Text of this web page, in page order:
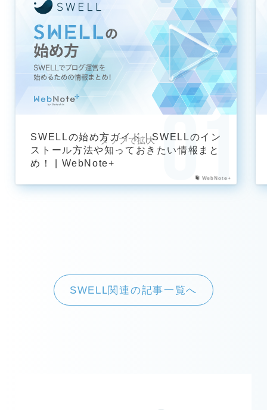
WebNote+
SWELLの始め方ガイド｜SWELLのイン
ストール方法や知っておきたい情報まと
め！ | WebNote+
SWELL関連の記事一覧へ